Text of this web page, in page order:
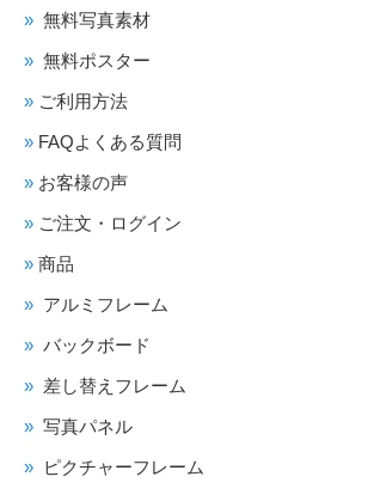
無料写真素材
無料ポスター
ご利用方法
FAQよくある質問
お客様の声
ご注文・ログイン
商品
アルミフレーム
バックボード
差し替えフレーム
写真パネル
ピクチャーフレーム